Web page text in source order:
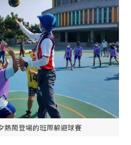
熱鬧登場的班際躲避球賽